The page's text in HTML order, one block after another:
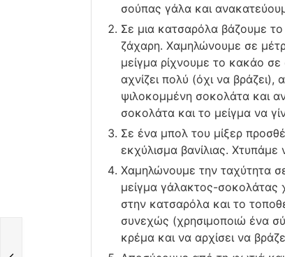
σούπας γάλα και
Σε μια κατσαρόλα βάζουμε
ζάχαρη. Χαμηλώνουμε σε
μείγμα ρίχνουμε το κακάο
αχνίζει πολύ (όχι να
ψιλοκομμένη σοκολάτα και
σοκολάτα και το μείγμα να
Σε ένα μπολ του μίξερ
εκχύλισμα βανίλιας.
Χαμηλώνουμε την ταχύτητα
μείγμα γάλακτος-
στην κατσαρόλα και το
συνεχώς (χρησιμοποιώ ένα
κρέμα και να αρχίσει να